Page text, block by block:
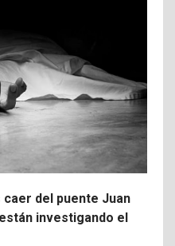
del puente Juan
investigando el